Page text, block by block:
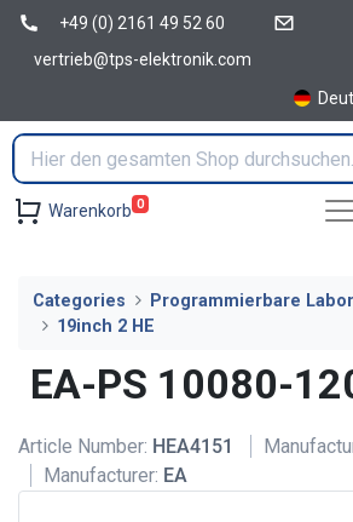
+49 (0) 2161 49 52 60
vertrieb@tps-elektronik.com
Warenkorb 0
Categories
Programmierbare
19inch 2 HE
EA-PS 10080-
Article Number: HEA4151
Manufacturer: EA